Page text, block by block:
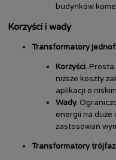
budynków
Korzyści i wady
Transformatory
Korzyści.Prosta
niższe koszty
aplikacji o
Wady.
energii na duże
zastosowań
Transformatory